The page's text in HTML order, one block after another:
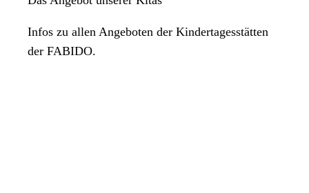
Infos zu allen Angeboten der Kindertagesstätten
der FABIDO.